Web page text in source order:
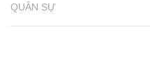
QUÂN SỰ